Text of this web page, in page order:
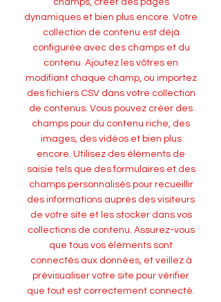
champs, créer des pages
dynamiques et bien plus encore. Votre
collection de contenu est déjà
configurée avec des champs et du
contenu. Ajoutez les vôtres en
modifiant chaque champ, ou importez
des fichiers CSV dans votre collection
de contenus. Vous pouvez créer des
champs pour du contenu riche, des
images, des vidéos et bien plus
encore. Utilisez des éléments de
saisie tels que des formulaires et des
champs personnalisés pour recueillir
des informations auprès des visiteurs
de votre site et les stocker dans vos
collections de contenu. Assurez-vous
que tous vos éléments sont
connectés aux données, et veillez à
prévisualiser votre site pour vérifier
que tout est correctement connecté.